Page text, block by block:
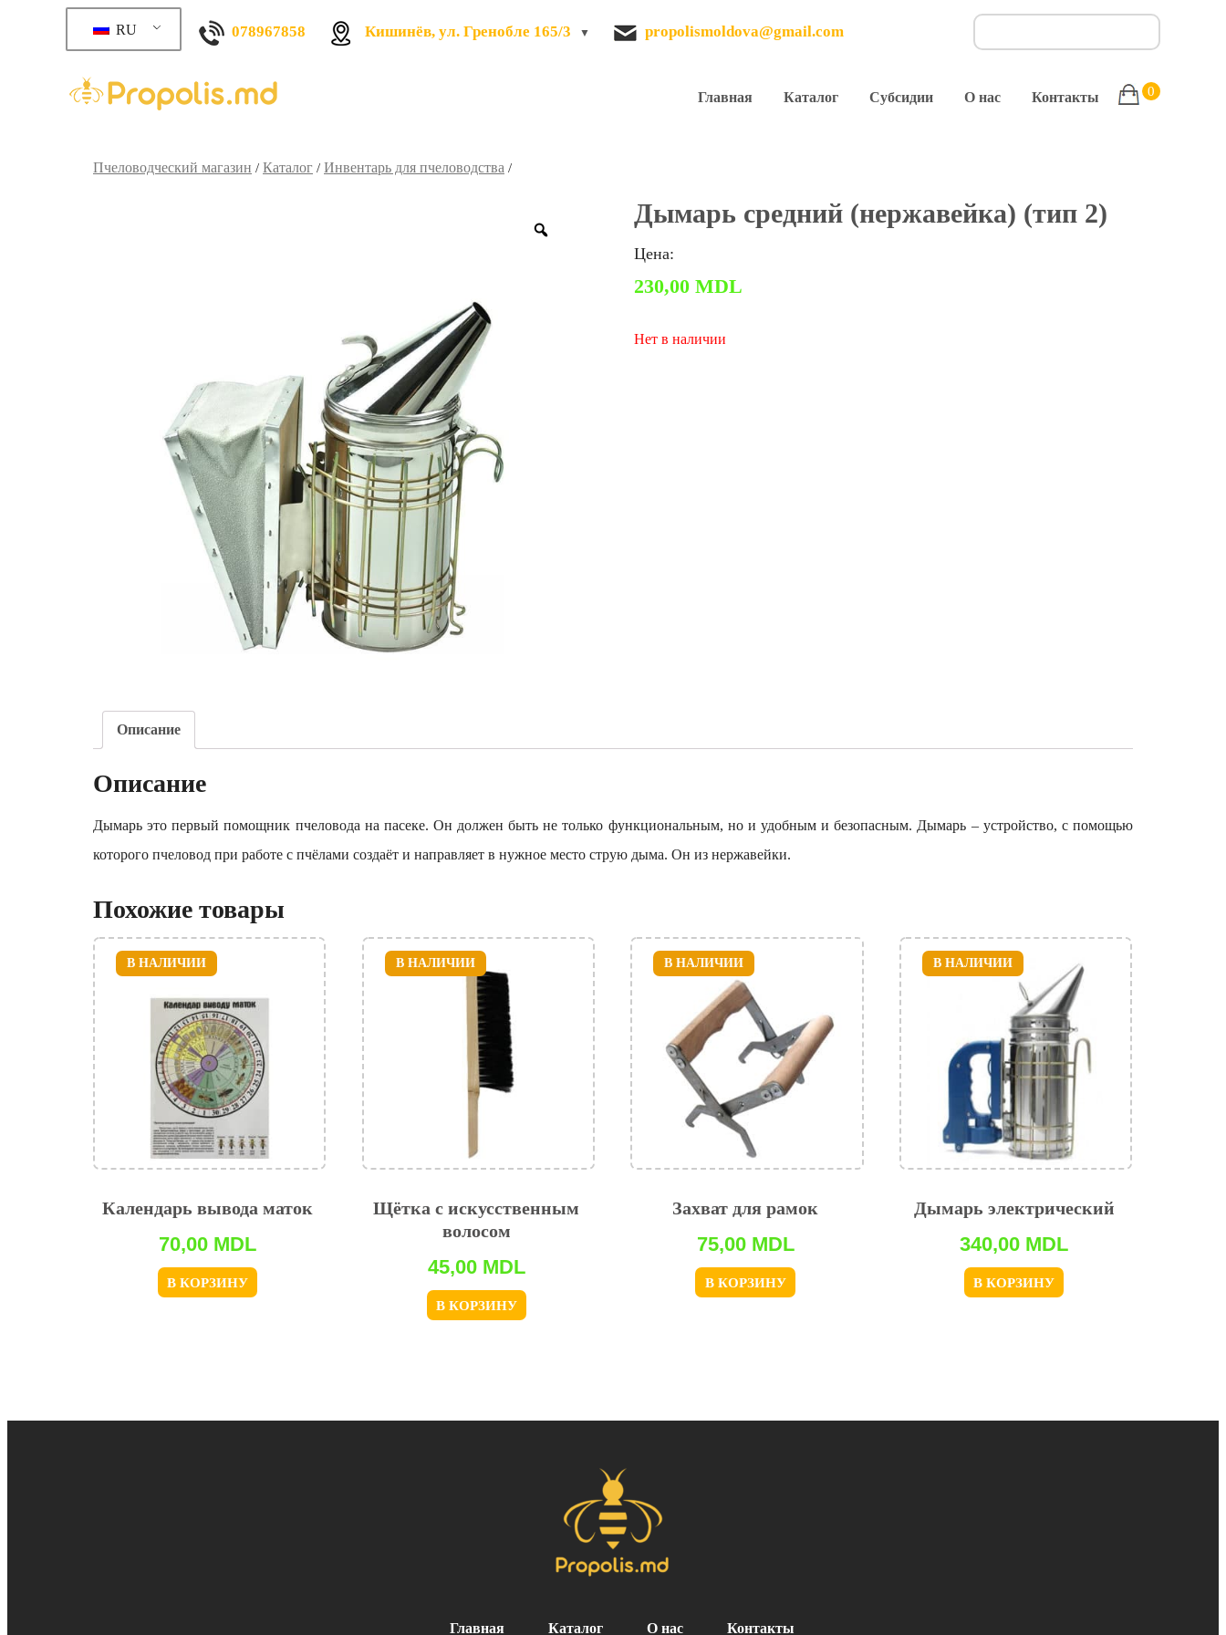
RU 078967858 Кишинёв, ул. Гренобле 165/3 propolismoldova@gmail.com
Главная Каталог Субсидии О нас Контакты 0
Пчеловодческий магазин / Каталог / Инвентарь для пчеловодства /
Дымарь средний (нержавейка) (тип 2)
Цена:
230,00 MDL
Нет в наличии
Описание
Описание
Дымарь это первый помощник пчеловода на пасеке. Он должен быть не только функциональным, но и удобным и безопасным. Дымарь – устройство, с помощью
которого пчеловод при работе с пчёлами создаёт и направляет в нужное место струю дыма. Он из нержавейки.
Похожие товары
Календарь вывода маток
70,00 MDL
В КОРЗИНУ
В НАЛИЧИИ
Щётка с искусственным
волосом
45,00 MDL
В КОРЗИНУ
В НАЛИЧИИ
Захват для рамок
75,00 MDL
В КОРЗИНУ
В НАЛИЧИИ
Дымарь электрический
340,00 MDL
В КОРЗИНУ
В НАЛИЧИИ
Главная Каталог О нас Контакты